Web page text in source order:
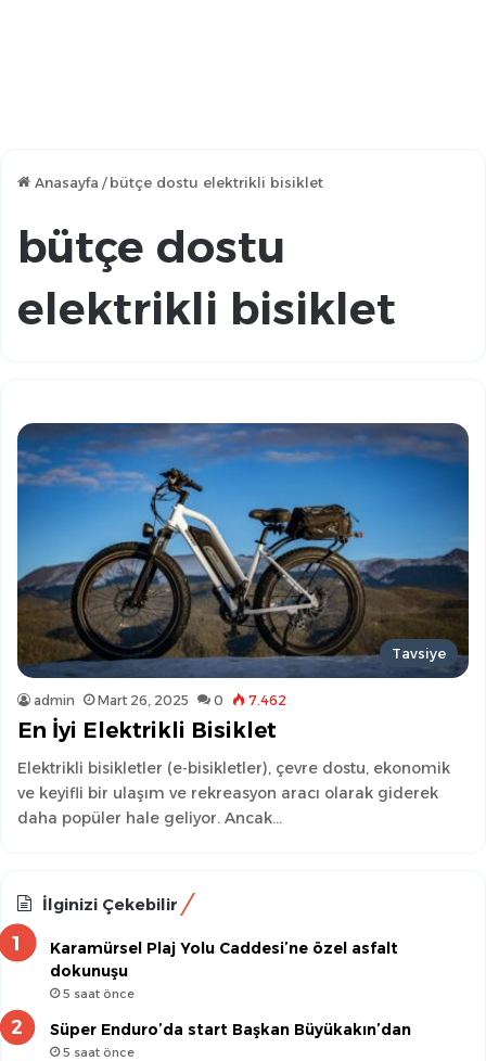
Anasayfa / bütçe dostu elektrikli bisiklet
bütçe dostu
elektrikli bisiklet
Tavsiye
admin Mart 26, 2025 0 7.462
En İyi Elektrikli Bisiklet
Elektrikli bisikletler (e-bisikletler), çevre dostu, ekonomik
ve keyifli bir ulaşım ve rekreasyon aracı olarak giderek
daha popüler hale geliyor. Ancak…
İlginizi Çekebilir
Karamürsel Plaj Yolu Caddesi’ne özel asfalt
dokunuşu
5 saat önce
Süper Enduro’da start Başkan Büyükakın’dan
5 saat önce